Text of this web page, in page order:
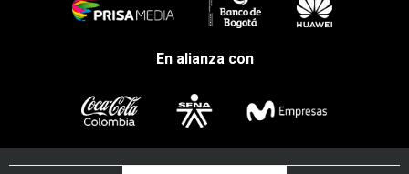
En alianza con